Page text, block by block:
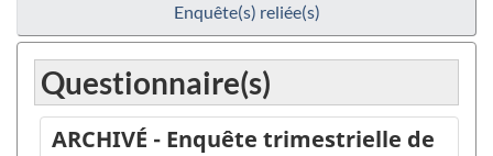
Enquête(s) reliée(s)
Questionnaire(s)
ARCHIVÉ - Enquête trimestrielle de